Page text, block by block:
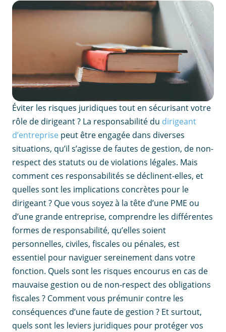
Éviter les risques juridiques tout en sécurisant votre
rôle de dirigeant ? La responsabilité du dirigeant
d’entreprise peut être engagée dans diverses
situations, qu’il s’agisse de fautes de gestion, de non-
respect des statuts ou de violations légales. Mais
comment ces responsabilités se déclinent-elles, et
quelles sont les implications concrètes pour le
dirigeant ? Que vous soyez à la tête d’une PME ou
d’une grande entreprise, comprendre les différentes
formes de responsabilité, qu’elles soient
personnelles, civiles, fiscales ou pénales, est
essentiel pour naviguer sereinement dans votre
fonction. Quels sont les risques encourus en cas de
mauvaise gestion ou de non-respect des obligations
fiscales ? Comment vous prémunir contre les
conséquences d’une faute de gestion ? Et surtout,
quels sont les leviers juridiques pour protéger vos